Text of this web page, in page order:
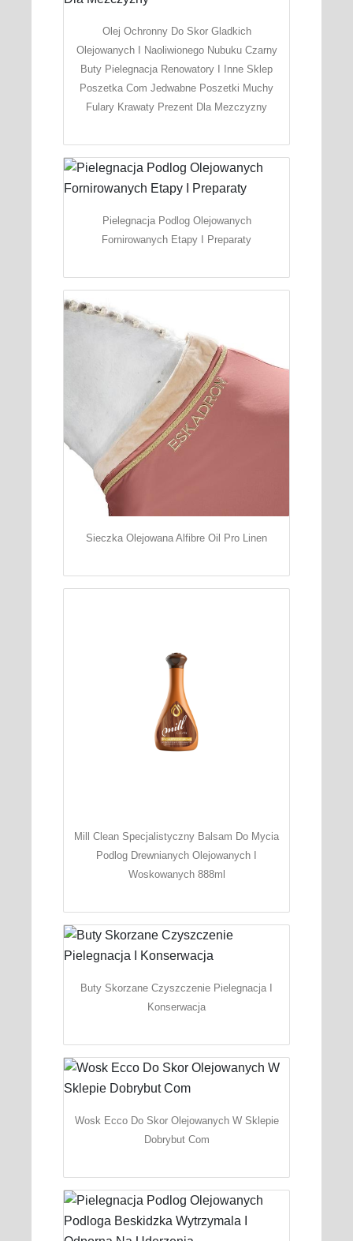
Olej Ochronny Do Skor Gladkich
Olejowanych I Naoliwionego Nubuku Czarny
Buty Pielegnacja Renowatory I Inne Sklep
Poszetka Com Jedwabne Poszetki Muchy
Fulary Krawaty Prezent Dla Mezczyzny
Pielegnacja Podlog Olejowanych
Fornirowanych Etapy I Preparaty
Sieczka Olejowana Alfibre Oil Pro Linen
Mill Clean Specjalistyczny Balsam Do Mycia
Podlog Drewnianych Olejowanych I
Woskowanych 888ml
Buty Skorzane Czyszczenie Pielegnacja I
Konserwacja
Wosk Ecco Do Skor Olejowanych W Sklepie
Dobrybut Com